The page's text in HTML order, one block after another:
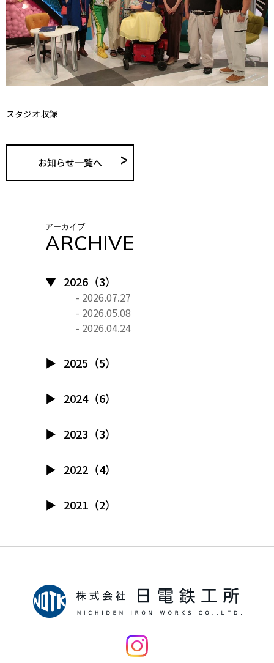
スタジオ収録
お知らせ一覧へ
アーカイブ
ARCHIVE
2026（3）
- 2026.07.27
- 2026.05.08
- 2026.04.24
2025（5）
2024（6）
2023（3）
2022（4）
2021（2）